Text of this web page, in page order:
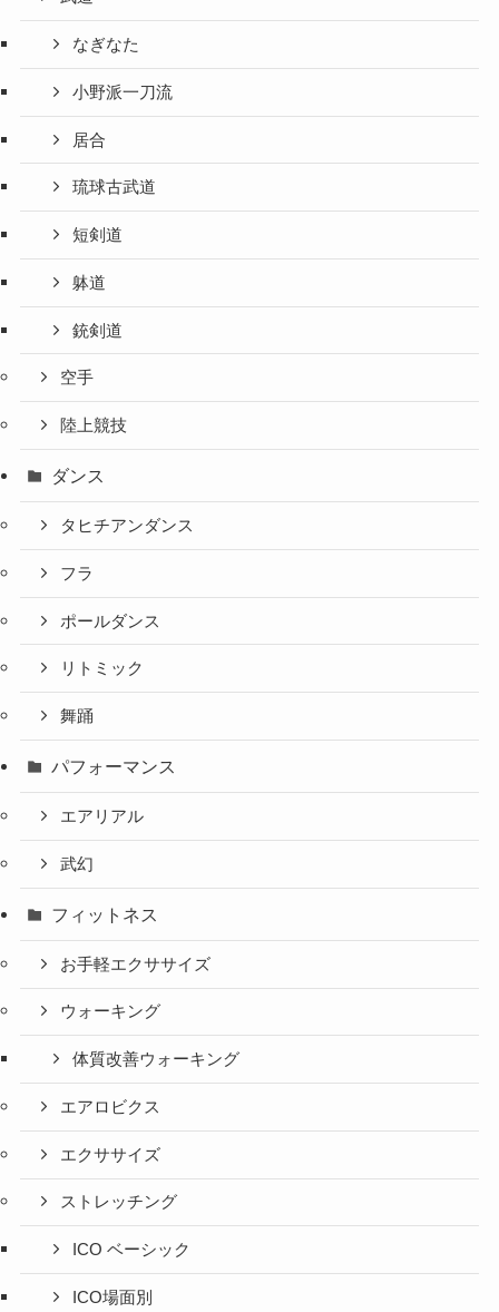
なぎなた
小野派一刀流
居合
琉球古武道
短剣道
躰道
銃剣道
空手
陸上競技
ダンス
タヒチアンダンス
フラ
ポールダンス
リトミック
舞踊
パフォーマンス
エアリアル
武幻
フィットネス
お手軽エクササイズ
ウォーキング
体質改善ウォーキング
エアロビクス
エクササイズ
ストレッチング
ICO ベーシック
ICO場面別